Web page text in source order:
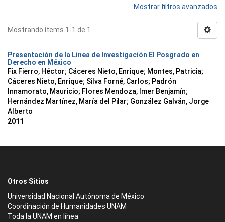
Mostrar filtros avanzados
Mostrando ítems 1-1 de 1
Presentación de la Línea de Investigación El Posgrado en
Derecho en México
Fix Fierro, Héctor; Cáceres Nieto, Enrique; Montes, Patricia;
Cáceres Nieto, Enrique; Silva Forné, Carlos; Padrón
Innamorato, Mauricio; Flores Mendoza, Imer Benjamín;
Hernández Martínez, María del Pilar; González Galván, Jorge
Alberto
2011
Otros Sitios
Universidad Nacional Autónoma de México
Coordinación de Humanidades UNAM
Toda la UNAM en línea